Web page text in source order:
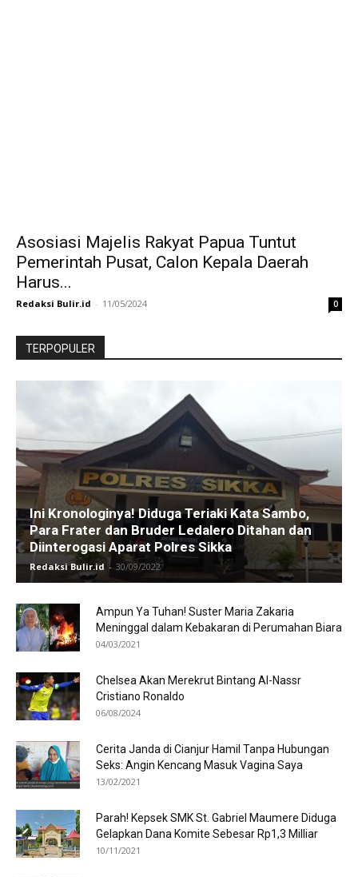
Asosiasi Majelis Rakyat Papua Tuntut
Pemerintah Pusat, Calon Kepala Daerah
Harus...
Redaksi Bulir.id - 11/05/2024 0
TERPOPULER
Ini Kronologinya! Diduga Teriaki Kata Sambo,
Para Frater dan Bruder Ledalero Ditahan dan
Diinterogasi Aparat Polres Sikka
Redaksi Bulir.id - 30/09/2022
Ampun Ya Tuhan! Suster Maria Zakaria
Meninggal dalam Kebakaran di Perumahan Biara
04/03/2021
Chelsea Akan Merekrut Bintang Al-Nassr
Cristiano Ronaldo
06/08/2024
Cerita Janda di Cianjur Hamil Tanpa Hubungan
Seks: Angin Kencang Masuk Vagina Saya
13/02/2021
Parah! Kepsek SMK St. Gabriel Maumere Diduga
Gelapkan Dana Komite Sebesar Rp1,3 Milliar
10/11/2021